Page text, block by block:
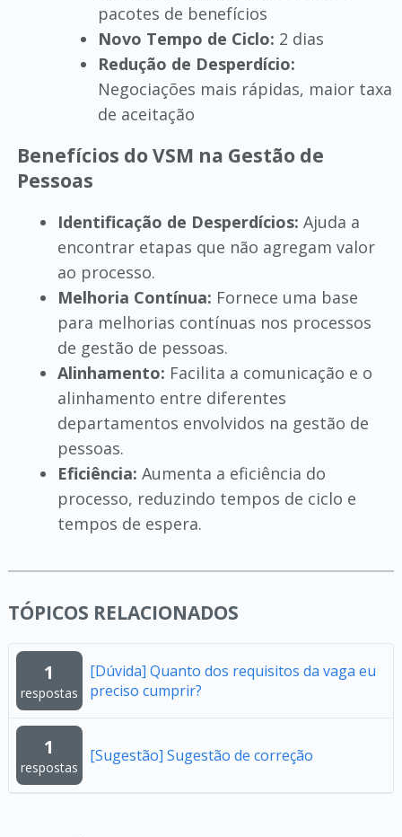
pacotes de benefícios
Novo Tempo de Ciclo: 2 dias
Redução de Desperdício:
Negociações mais rápidas, maior taxa
de aceitação
Benefícios do VSM na Gestão de
Pessoas
Identificação de Desperdícios: Ajuda a
encontrar etapas que não agregam valor
ao processo.
Melhoria Contínua: Fornece uma base
para melhorias contínuas nos processos
de gestão de pessoas.
Alinhamento: Facilita a comunicação e o
alinhamento entre diferentes
departamentos envolvidos na gestão de
pessoas.
Eficiência: Aumenta a eficiência do
processo, reduzindo tempos de ciclo e
tempos de espera.
TÓPICOS RELACIONADOS
1
respostas
[Dúvida] Quanto dos requisitos da vaga eu
preciso cumprir?
1
respostas
[Sugestão] Sugestão de correção